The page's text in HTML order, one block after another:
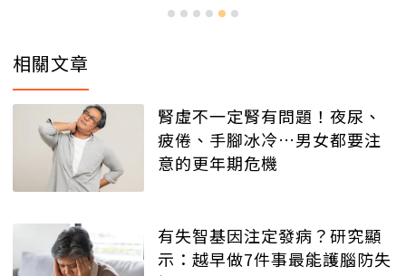
相關文章
腎虛不一定腎有問題！夜尿、
疲倦、手腳冰冷…男女都要注
意的更年期危機
有失智基因注定發病？研究顯
示：越早做7件事最能護腦防失